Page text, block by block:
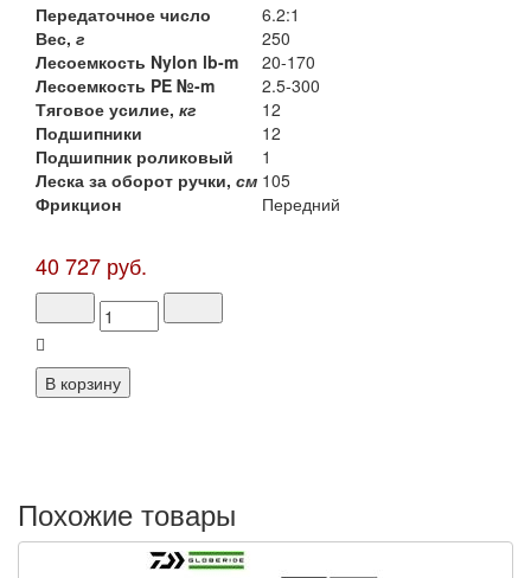
Передаточное число
6.2:1
Вес, г
250
Лесоемкость Nylon lb-m
20-170
Лесоемкость PE №-m
2.5-300
Тяговое усилие, кг
12
Подшипники
12
Подшипник роликовый
1
Леска за оборот ручки, см 105
Фрикцион
Передний
40 727 руб.
Похожие товары